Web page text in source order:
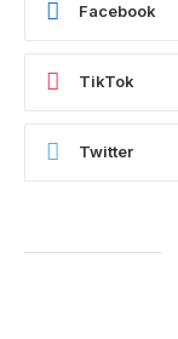
Facebook
TikTok
Twitter